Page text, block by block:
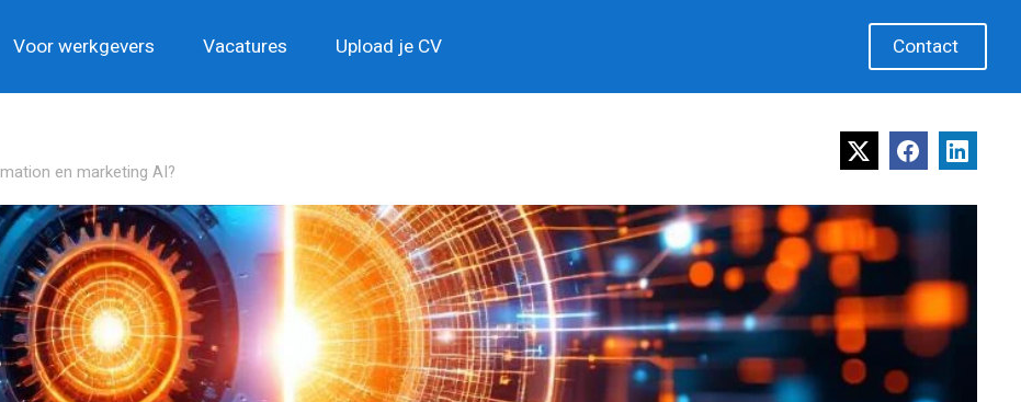
Voor werkgevers Vacatures Upload je CV Contact
en marketing AI?